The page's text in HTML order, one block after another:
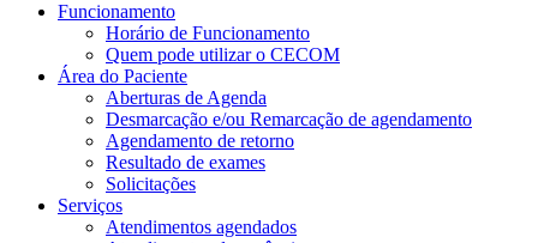
Funcionamento
Horário de Funcionamento
Quem pode utilizar o CECOM
Área do Paciente
Aberturas de Agenda
Desmarcação e/ou Remarcação de agendamento
Agendamento de retorno
Resultado de exames
Solicitações
Serviços
Atendimentos agendados